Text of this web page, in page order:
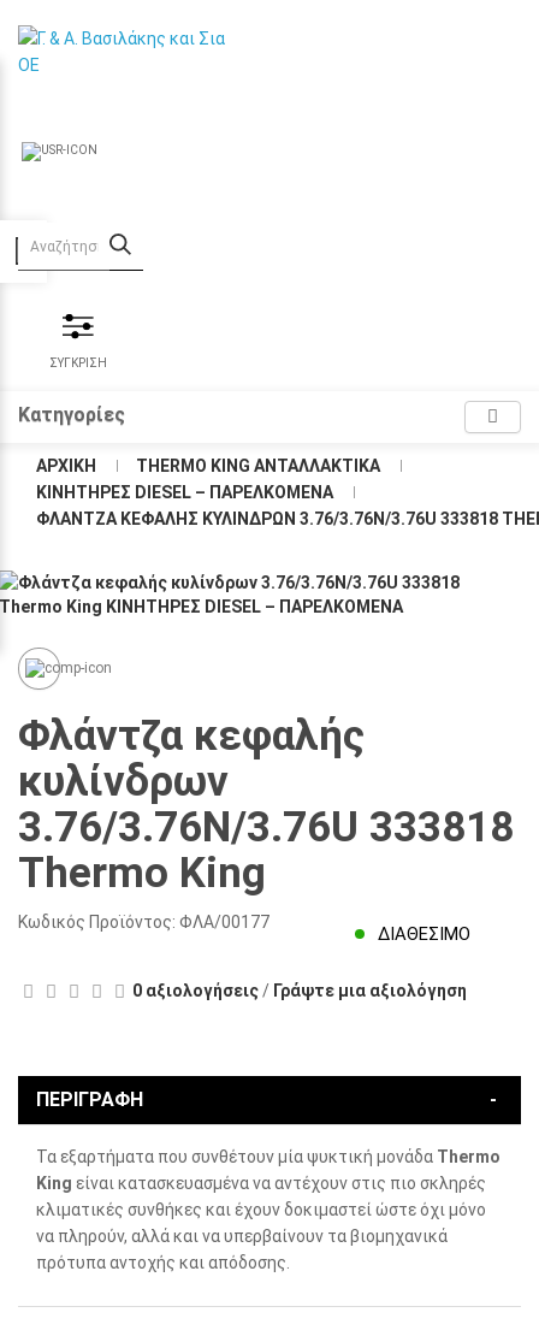
ΣΥΓΚΡΙΣΗ
Κατηγορίες
ΑΡΧΙΚΉ
THERMO KING ΑΝΤΑΛΛΑΚΤΙΚΑ
KΙΝΗΤΗΡΕΣ DIESEL – ΠΑΡΕΛΚΟΜΕΝΑ
ΦΛΆΝΤΖΑ ΚΕΦΑΛΉΣ ΚΥΛΊΝΔΡΩΝ 3.76/3.76N/3.76U 333818
Φλάντζα κεφαλής
κυλίνδρων
3.76/3.76N/3.76U 333818
Thermo King
Κωδικός Προϊόντος: ΦΛΑ/00177
ΔΙΑΘΈΣΙΜΟ
0 αξιολογήσεις/ Γράψτε μια αξιολόγηση
ΠΕΡΙΓΡΑΦΉ
Τα εξαρτήματα που συνθέτουν μία ψυκτική μονάδα Thermo
King είναι κατασκευασμένα να αντέχουν στις πιο σκληρές
κλιματικές συνθήκες και έχουν δοκιμαστεί ώστε όχι μόνο
να πληρούν, αλλά και να υπερβαίνουν τα βιομηχανικά
πρότυπα αντοχής και απόδοσης.
Προσβασιμότητα